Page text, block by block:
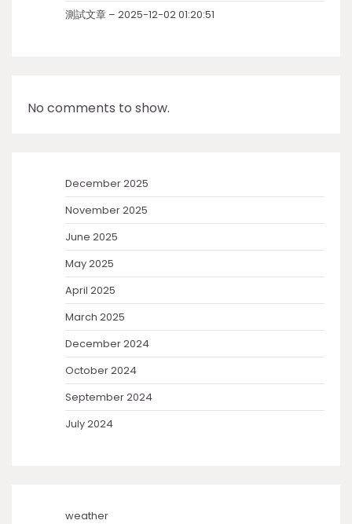
測試文章 – 2025-12-02 01:20:51
No comments to show.
December 2025
November 2025
June 2025
May 2025
April 2025
March 2025
December 2024
October 2024
September 2024
July 2024
weather